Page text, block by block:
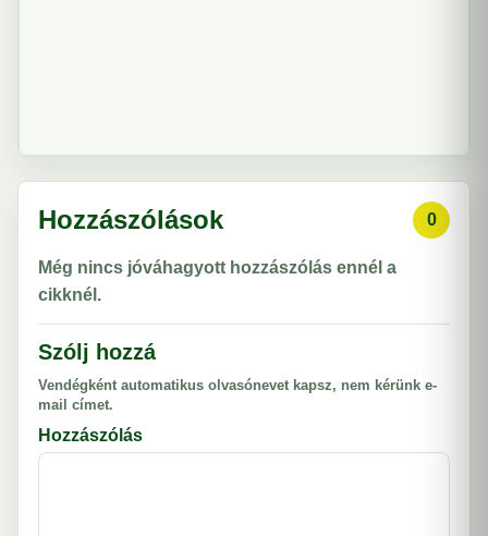
Hozzászólások 0
Még nincs jóváhagyott hozzászólás ennél a
cikknél.
Szólj hozzá
Vendégként automatikus olvasónevet kapsz, nem kérünk e-
mail címet.
Hozzászólás